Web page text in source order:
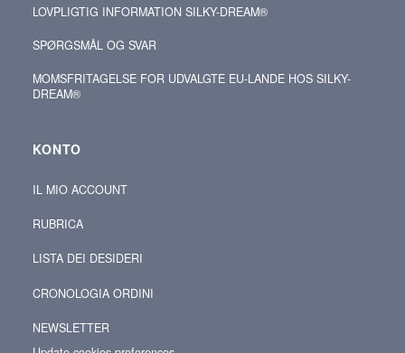
LOVPLIGTIG INFORMATION SILKY-DREAM®
SPØRGSMÅL OG SVAR
MOMSFRITAGELSE FOR UDVALGTE EU-LANDE HOS SILKY-
DREAM®
KONTO
IL MIO ACCOUNT
RUBRICA
LISTA DEI DESIDERI
CRONOLOGIA ORDINI
NEWSLETTER